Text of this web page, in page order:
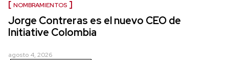
NOMBRAMIENTOS
Jorge Contreras es el nuevo CEO de
Initiative Colombia
agosto 4, 2026